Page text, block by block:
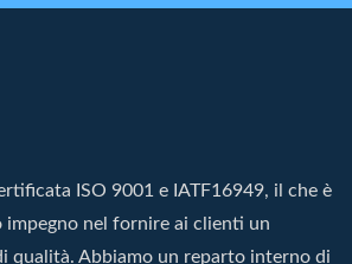
ISO 9001 e IATF16949, il che è
impegno nel fornire ai clienti un
qualità. Abbiamo un reparto interno di